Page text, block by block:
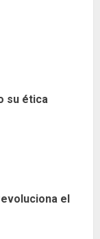
su ética
el